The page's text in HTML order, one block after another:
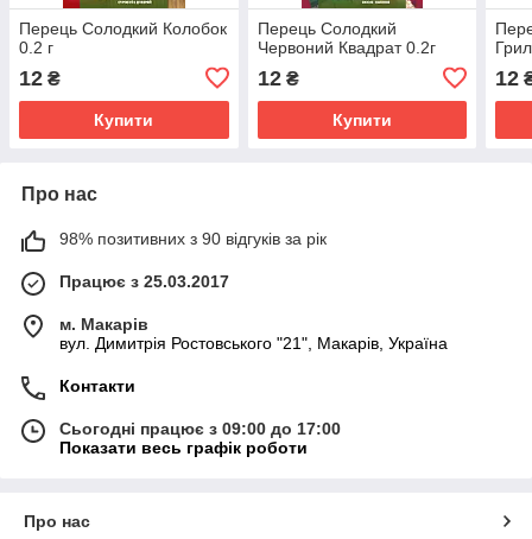
Перець Солодкий Колобок
0.2 г
12 ₴
Купити
Перець Солодкий
Червоний Квадрат 0.2г
12₴
Купити
12
Про нас
98% позитивних з 90 відгуків за рік
Працює з 25.03.2017
м. Макарів
вул. Димитрія Ростовського "21", Макарів, Україна
Контакти
Сьогодні працює з 09:00 до 17:00
Показати весь графік роботи
Про нас